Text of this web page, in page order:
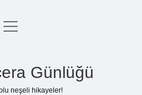
menüyü
Günlüğü
neşeli hikayeler!